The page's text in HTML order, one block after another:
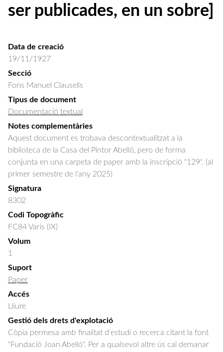
ser publicades, en un sobre]
Data de creació
19/11/1927
Secció
Fons Manuel Clausells
Tipus de document
Documentació textual
Notes complementàries
Aquest document es trobava descontextualitzat a la
biblioteca de la Casa del Pintor Abelló, pero de forma
conjunta en una carpeta de paper amb la inscripció "129". (al
primer semestre de l'any 2025)
Signatura
8302
Codi Topogràfic
FC84 Varis (IX)
Volum
1
Suport
Paper
Accés
Lliure
Gestió dels drets d'explotació
Còpia permesa amb finalitat d'estudi o recerca citant la font
"Fundació Joan Abelló". Per a qualsevol altre ús cal demanar